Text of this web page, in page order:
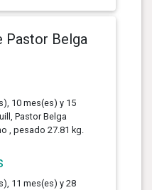
Pastor Belga
10 mes(es) y 15
Pastor Belga
, pesado 27.81 kg.
11 mes(es) y 28